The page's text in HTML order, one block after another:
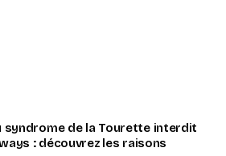
syndrome de la Tourette interdit
: découvrez les raisons